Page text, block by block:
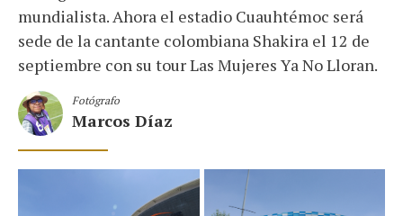
mundialista. Ahora el estadio Cuauhtémoc será
sede de la cantante colombiana Shakira el 12 de
septiembre con su tour Las Mujeres Ya No Lloran.
Fotógrafo
Marcos Díaz